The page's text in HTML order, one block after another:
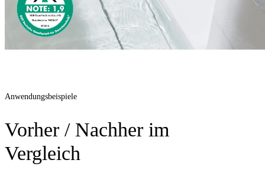
Anwendungsbeispiele
Vorher / Nachher im
Vergleich